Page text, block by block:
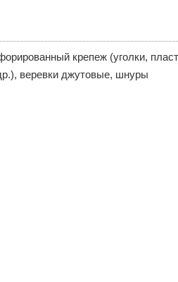
крепеж (уголки,
веревки джутовые, шнуры